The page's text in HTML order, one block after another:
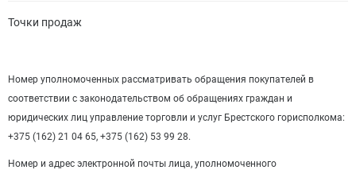
Точки продаж
Номер уполномоченных рассматривать обращения покупателей в
соответствии с законодательством об обращениях граждан и
юридических лиц управление торговли и услуг Брестского горисполкома:
+375 (162) 21 04 65, +375 (162) 53 99 28.
Номер и адрес электронной почты лица, уполномоченного